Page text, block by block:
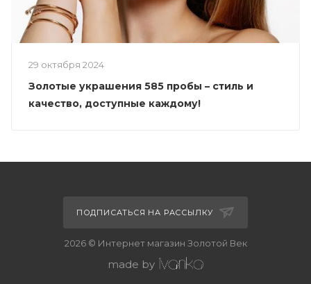
29 октября 2024
Золотые украшения 585 пробы – стиль и
качество, доступные каждому!
ПОДПИСАТЬСЯ НА РАССЫЛКУ
2026 © Интернет магазин Золотой Век
made by